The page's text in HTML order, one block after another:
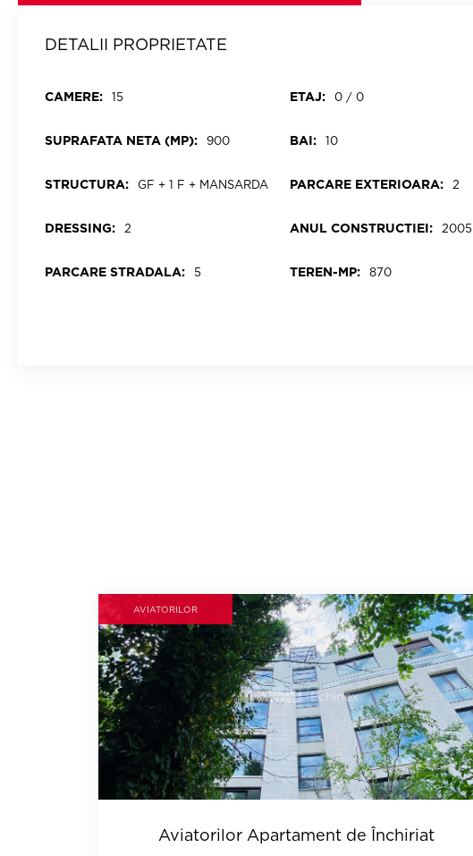
DETALII PROPRIETATE
CAMERE: 15 ETAJ: 0 / 0
SUPRAFATA NETA (MP): 900 BAI: 10
STRUCTURA: GF + 1 F + MANSARDA PARCARE EXTERIOARA: 2
DRESSING: 2 ANUL CONSTRUCTIEI: 2005
PARCARE STRADALA: 5 TEREN-MP: 870
AVIATORILOR
Aviatorilor Apartament de Închiriat